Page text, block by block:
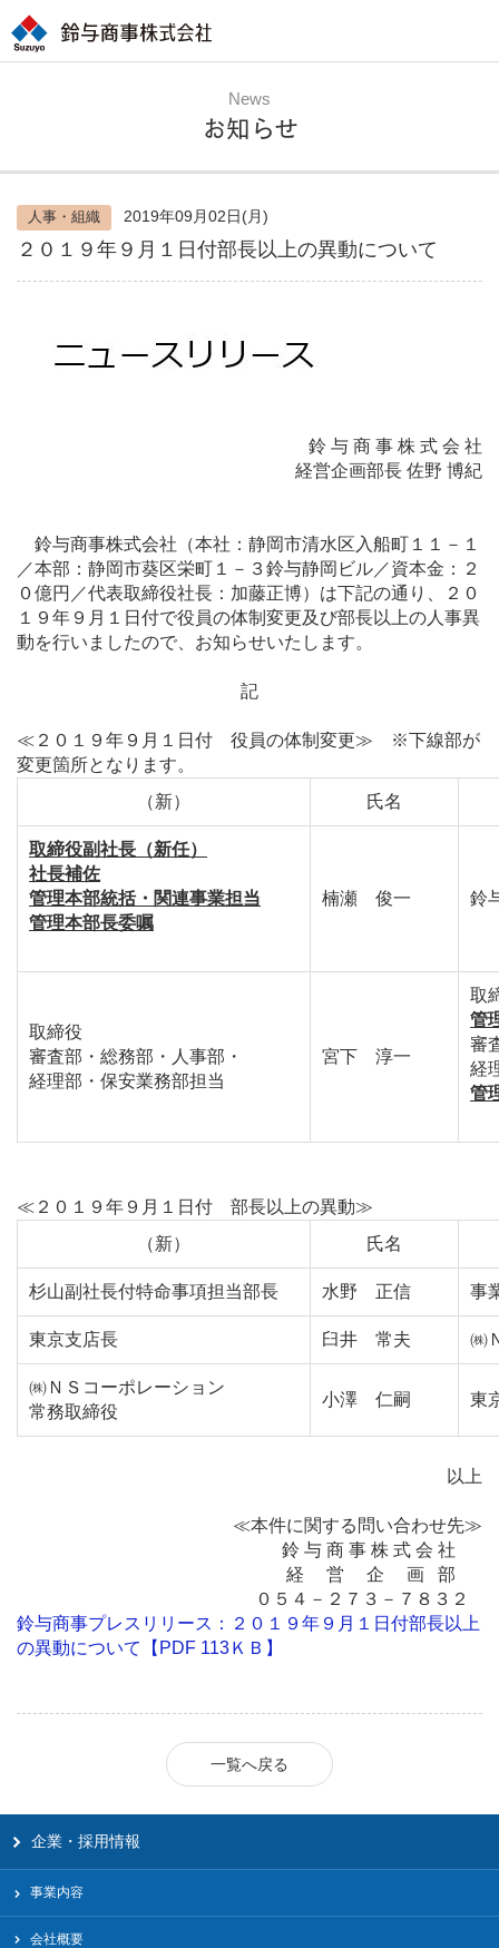
News
お知らせ
人事・組織 2019年09月02日(月)
２０１９年９月１日付部長以上の異動について
鈴 与 商 事 株 式 会 社
経営企画部長 佐野 博紀
鈴与商事株式会社（本社：静岡市清水区入船町１１－１
／本部：静岡市葵区栄町１－３鈴与静岡ビル／資本金：２
０億円／代表取締役社長：加藤正博）は下記の通り、２０
１９年９月１日付で役員の体制変更及び部長以上の人事異
動を行いましたので、お知らせいたします。
記
≪２０１９年９月１日付 役員の体制変更≫ ※下線部が
変更箇所となります。
（新）
氏名
取締役副社長（新任）
社長補佐
管理本部統括・関連事業担当
管理本部長委嘱
楠瀬 俊一 鈴
取締役
審査部・総務部・人事部・
経理部・保安業務部担当
宮下 淳一
取
管
審
経
管
≪２０１９年９月１日付 部長以上の異動≫
（新）
氏名
杉山副社長付特命事項担当部長 水野 正信 事
東京支店長 臼井 常夫 ㈱
㈱ＮＳコーポレーション
常務取締役
小澤 仁嗣 東
以上
≪本件に関する問い合わせ先≫
鈴 与 商 事 株 式 会 社
経 営 企 画 部
０５４－２７３－７８３２
鈴与商事プレスリリース：２０１９年９月１日付部長以上
の異動について
【PDF 113ＫＢ】
一覧へ戻る
企業・採用情報
事業内容
会社概要